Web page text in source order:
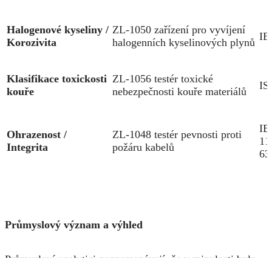
Halogenové kyseliny /
Korozivita
ZL-1050 zařízení pro vyvíjení
halogenních kyselinových plynů
Klasifikace toxickosti
kouře
ZL-1056 testér toxické
nebezpečnosti kouře materiálů
Ohrazenost /
Integrita
ZL-1048 testér pevnosti proti
požáru kabelů
Průmyslový význam a výhled